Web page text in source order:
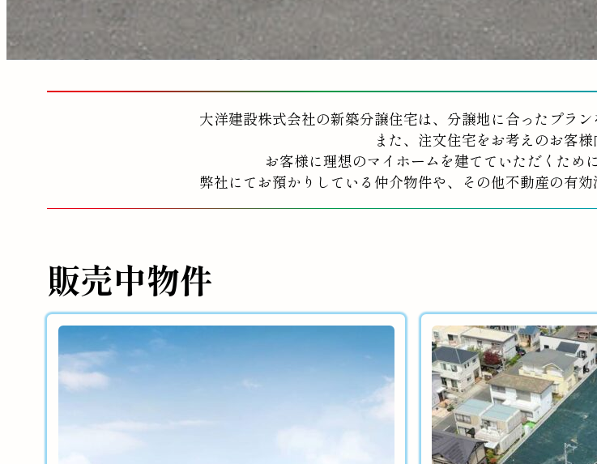
大洋建設株式会社の新築分譲住宅は、分譲地に合ったプラ
また、注文住宅をお考えのお客
お客様に理想のマイホームを建てていただくため
弊社にてお預かりしている仲介物件や、その他不動産の有
販売中物件